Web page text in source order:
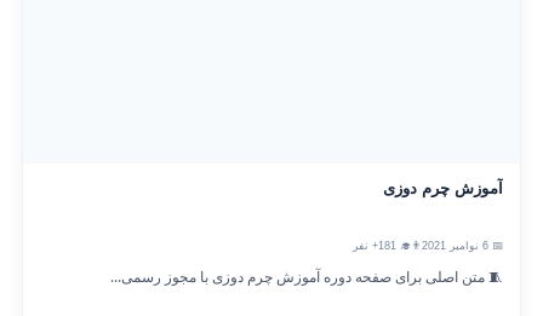
آموزش چرم دوزی
👨‍🎓 181+ نفر
🧵 متن اصلی برای صفحه دوره آموزش چرم دوزی با مجوز رسمی...